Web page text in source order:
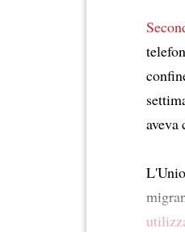
aveva